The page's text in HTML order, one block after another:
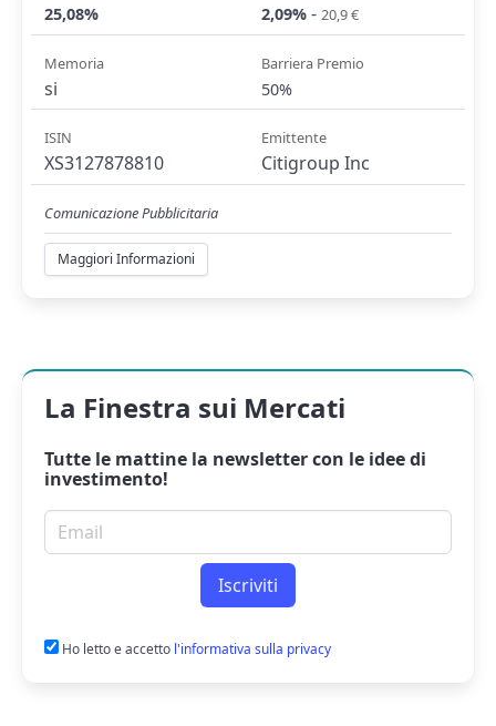
25,08% 2,09% - 20,9 €
Memoria
si
Barriera Premio
50%
ISIN
XS3127878810
Emittente
Citigroup Inc
Comunicazione Pubblicitaria
Maggiori Informazioni
La Finestra sui Mercati
Tutte le mattine la newslettercon le idee di
investimento!
Email per newsletter
Iscriviti
Ho letto e accetto l'informativa sulla privacy